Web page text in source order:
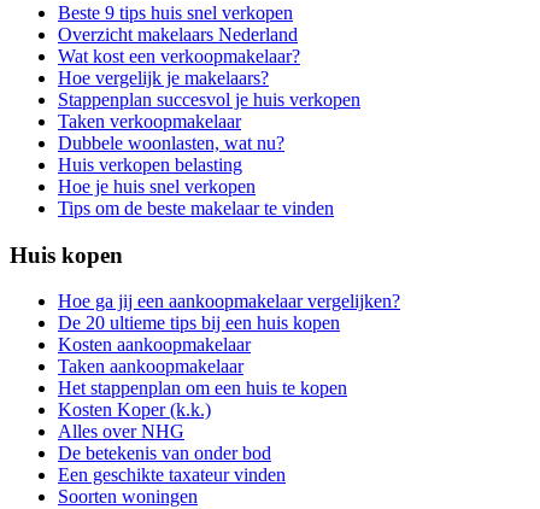
Beste 9 tips huis snel verkopen
Overzicht makelaars Nederland
Wat kost een verkoopmakelaar?
Hoe vergelijk je makelaars?
Stappenplan succesvol je huis verkopen
Taken verkoopmakelaar
Dubbele woonlasten, wat nu?
Huis verkopen belasting
Hoe je huis snel verkopen
Tips om de beste makelaar te vinden
Huis kopen
Hoe ga jij een aankoopmakelaar vergelijken?
De 20 ultieme tips bij een huis kopen
Kosten aankoopmakelaar
Taken aankoopmakelaar
Het stappenplan om een huis te kopen
Kosten Koper (k.k.)
Alles over NHG
De betekenis van onder bod
Een geschikte taxateur vinden
Soorten woningen